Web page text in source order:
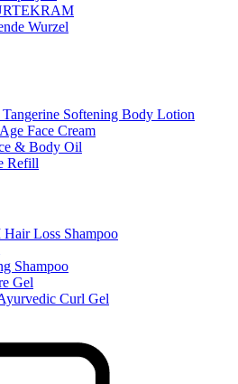
Wurzel
Softening Body Lotion
Face Cream
& Body Oil
Refill
Loss Shampoo
Shampoo
Gel
Curl Gel